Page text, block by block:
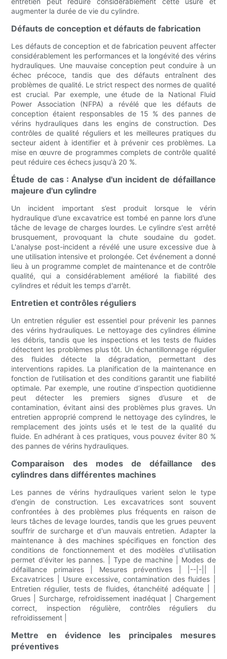
augmenter la durée de vie du cylindre.
Défauts de conception et défauts de fabrication
Les défauts de conception et de fabrication peuvent affecter
considérablement les performances et la longévité des vérins
hydrauliques. Une mauvaise conception peut conduire à un
échec précoce, tandis que des défauts entraînent des
problèmes de qualité. Le strict respect des normes de qualité
est crucial. Par exemple, une étude de la National Fluid
Power Association (NFPA) a révélé que les défauts de
conception étaient responsables de 15 % des pannes de
vérins hydrauliques dans les engins de construction. Des
contrôles de qualité réguliers et les meilleures pratiques du
secteur aident à identifier et à prévenir ces problèmes. La
mise en œuvre de programmes complets de contrôle qualité
peut réduire ces échecs jusqu'à 20 %.
Étude de cas : Analyse d'un incident de défaillance
majeure d'un cylindre
Un incident important s’est produit lorsque le vérin
hydraulique d’une excavatrice est tombé en panne lors d’une
tâche de levage de charges lourdes. Le cylindre s'est arrêté
brusquement, provoquant la chute soudaine du godet.
L'analyse post-incident a révélé une usure excessive due à
une utilisation intensive et prolongée. Cet événement a donné
lieu à un programme complet de maintenance et de contrôle
qualité, qui a considérablement amélioré la fiabilité des
cylindres et réduit les temps d'arrêt.
Entretien et contrôles réguliers
Un entretien régulier est essentiel pour prévenir les pannes
des vérins hydrauliques. Le nettoyage des cylindres élimine
les débris, tandis que les inspections et les tests de fluides
détectent les problèmes plus tôt. Un échantillonnage régulier
des fluides détecte la dégradation, permettant des
interventions rapides. La planification de la maintenance en
fonction de l'utilisation et des conditions garantit une fiabilité
optimale. Par exemple, une routine d’inspection quotidienne
peut détecter les premiers signes d’usure et de
contamination, évitant ainsi des problèmes plus graves. Un
entretien approprié comprend le nettoyage des cylindres, le
remplacement des joints usés et le test de la qualité du
fluide. En adhérant à ces pratiques, vous pouvez éviter 80 %
des pannes de vérins hydrauliques.
Comparaison des modes de défaillance des
cylindres dans différentes machines
Les pannes de vérins hydrauliques varient selon le type
d’engin de construction. Les excavatrices sont souvent
confrontées à des problèmes plus fréquents en raison de
leurs tâches de levage lourdes, tandis que les grues peuvent
souffrir de surcharge et d'un mauvais entretien. Adapter la
maintenance à des machines spécifiques en fonction des
conditions de fonctionnement et des modèles d'utilisation
permet d'éviter les pannes. | Type de machine | Modes de
défaillance primaires | Mesures préventives | |--|-|| |
Excavatrices | Usure excessive, contamination des fluides |
Entretien régulier, tests de fluides, étanchéité adéquate | |
Grues | Surcharge, refroidissement inadéquat | Chargement
correct, inspection régulière, contrôles réguliers du
refroidissement |
Mettre en évidence les principales mesures
préventives